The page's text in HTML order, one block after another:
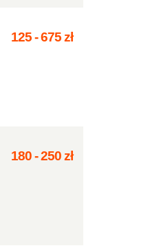
125-675zł
180-250zł